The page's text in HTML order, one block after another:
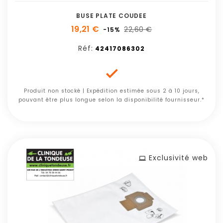
BUSE PLATE COUDEE
19,21 € -15% 22,60 €
Réf: 42417086302

Produit non stocké | Expédition estimée sous 2 à 10 jours,
pouvant être plus longue selon la disponibilité fournisseur.*
Exclusivité web